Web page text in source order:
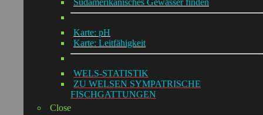
Karte: pH
Karte: Leitfähigkeit
WELS-STATISTIK
ZU WELSEN SYMPATRISCHE
FISCHGATTUNGEN
Close